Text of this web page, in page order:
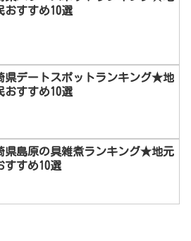
おすすめ10選
県デートスポットランキング★地
おすすめ10選
県島原の具雑煮ランキング★地元
すすめ10選